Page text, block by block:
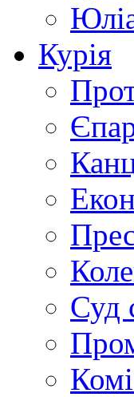
Курія
Суд